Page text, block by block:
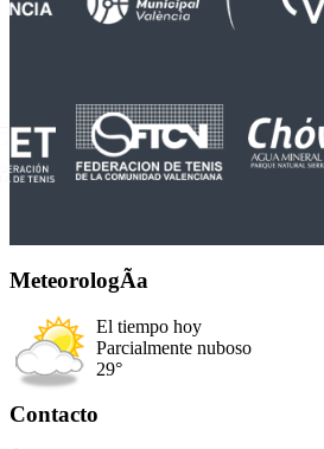
MeteorologÃ­a
El tiempo hoy
Parcialmente nuboso
29°
Contacto